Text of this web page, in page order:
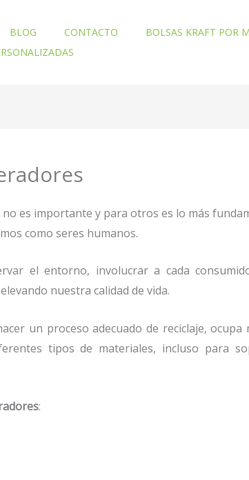
BLOG CONTACTO
BOLSAS KRAFT POR
es importante y para otros es lo más
como seres humanos.
el entorno, involucrar a cada
nuestra calidad de vida.
un proceso adecuado de reciclaje, ocupa
tipos de materiales, incluso para
: